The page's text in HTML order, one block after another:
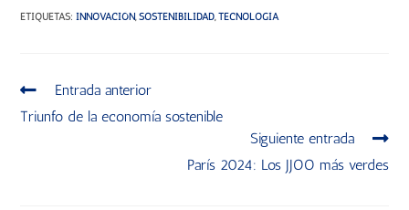
ETIQUETAS:INNOVACIÓN, SOSTENIBILIDAD, TECNOLOGÍA
Entrada anterior
Triunfo de la economía sostenible
Siguiente entrada
París 2024: Los JJOO más verdes